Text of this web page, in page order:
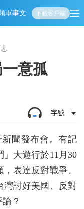
軍事文化 娛樂生活教育體
下載客戶端
意孤
字號
新聞發布會。有記
大遊行於11月30
表達反對戰爭、
灣討好美國、反對
？